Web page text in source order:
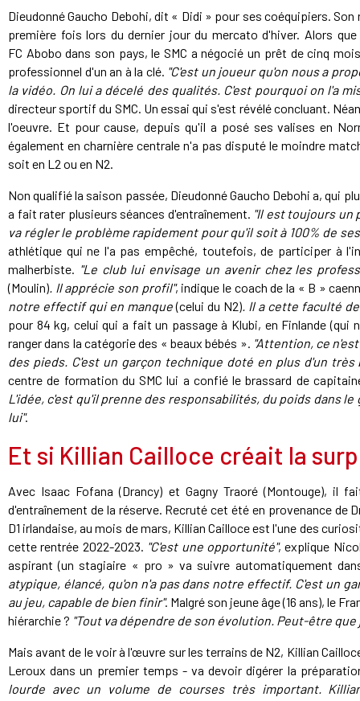
Dieudonné Gaucho Debohi, dit « Didi » pour ses coéquipiers.
première fois lors du dernier jour du mercato d'hiver. Alors
FC Abobo dans son pays, le SMC a négocié un prêt de cinq
professionnel d'un an à la clé. "C'est un joueur qu'on nous a
la vidéo. On lui a décelé des qualités. C'est pourquoi on l'a
directeur sportif du SMC. Un essai qui s'est révélé concluant.
l'oeuvre. Et pour cause, depuis qu'il a posé ses valises en
également en charnière centrale n'a pas disputé le moindre
soit en L2 ou en N2.
Non qualifié la saison passée, Dieudonné Gaucho Debohi a, qui
a fait rater plusieurs séances d'entraînement. "Il est toujours un
va régler le problème rapidement pour qu'il soit à 100% de
athlétique qui ne l'a pas empêché, toutefois, de participer à
malherbiste. "Le club lui envisage un avenir chez les
(Moulin). Il apprécie son profil", indique le coach de la « B »
notre effectif qui en manque(celui du N2). Il a cette faculté
pour 84 kg, celui qui a fait un passage à Klubi, en Finlande (qui
ranger dans la catégorie des « beaux bébés ». "Attention, ce
des pieds. C'est un garçon technique doté en plus d'un très
centre de formation du SMC lui a confié le brassard de
L'idée, c'est qu'il prenne des responsabilités, du poids dans
lui".
Et si Killian Cailloce créait la
Avec Isaac Fofana (Drancy) et Gagny Traoré (Montouge), il
d'entraînement de la réserve. Recruté cet été en provenance de
D1 irlandaise, au mois de mars, Killian Cailloce est l'une des
cette rentrée 2022-2023. "C'est une opportunité", explique
aspirant (un stagiaire « pro » va suivre automatiquement
atypique, élancé, qu'on n'a pas dans notre effectif. C'est un
au jeu, capable de bien finir". Malgré son jeune âge (16 ans), le
hiérarchie ? "Tout va dépendre de son évolution. Peut-être
Mais avant de le voir à l'œuvre sur les terrains de N2, Killian
Leroux dans un premier temps - va devoir digérer la
lourde avec un volume de courses très important.